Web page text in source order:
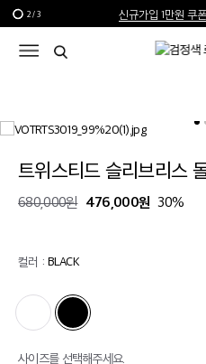
신규가입 1만원 쿠
선물 포장재
2 / 3
트위스티드 슬리브리스
680,000원 476,000원 30%
컬러 : BLACK
사이즈를 선택해주세요.